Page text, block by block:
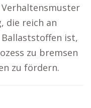
die reich an
ist,
zu bremsen
zu fördern.